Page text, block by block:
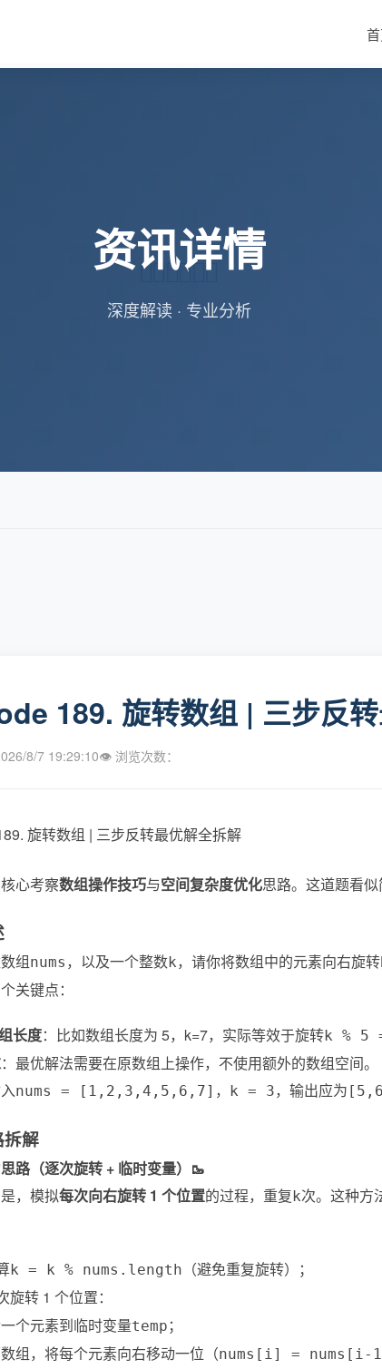
资讯详情
深度解读 · 专业分析
189. 旋转数组 | 三步反
8/7 19:29:10👁 浏览次数：
心考察数组操作技巧与空间复杂度优化思路。这道题看
组nums ，以及一个整数k，请你将数组中的元素向右旋转
关键点：
长度：比如数组长度为 5，k=7，实际等效于旋转k % 5
：最优解法需要在原数组上操作，不使用额外的数组空间。
nums = [1,2,3,4,5,6,7] ， k = 3，输出应为
拆解
路（逐次旋转 + 临时变量）🥾
，模拟每次向右旋转 1 个位置的过程，重复k次。这种方
k = k % nums.length
（避免重复旋转）；
旋转 1 个位置：
个元素到临时变量temp ；
组，将每个元素向右移动一位（nums[i] = nums[i-